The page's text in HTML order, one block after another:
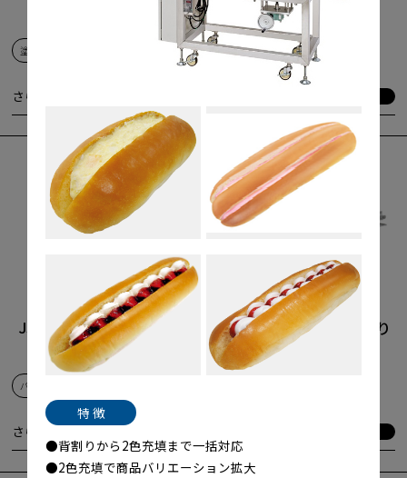
塗る
さらに詳しく
さらに詳しく
マシン
塗る 洋菓子 絞る
JSP-3型 フィリング注入
機
パン
さらに詳しく
さらに詳しく
JSP-7SH型 背割り腹割り
充填機
さらに詳しく
特 徴
●背割りから2色充填まで一括対応
●2色充填で商品バリエーション拡大